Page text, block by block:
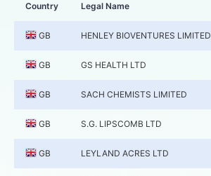
Country Legal Name
GB HENLEY BIOVENTURES LIMITED
GB GS HEALTH LTD
GB SACH CHEMISTS LIMITED
GB S.G. LIPSCOMB LTD
GB LEYLAND ACRES LTD